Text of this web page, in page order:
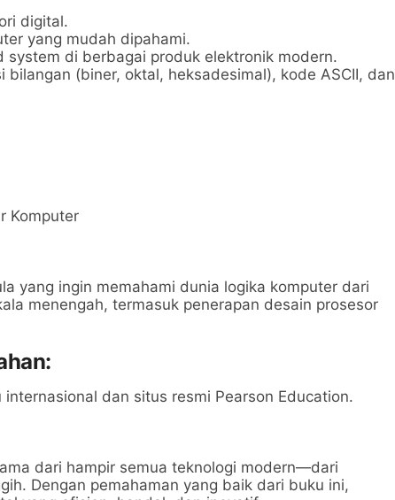
digital.
yang mudah dipahami.
di berbagai produk elektronik modern.
(biner, oktal, heksadesimal), kode ASCII, dan
Komputer
yang ingin memahami dunia logika komputer dari
menengah, termasuk penerapan desain prosesor
dan situs resmi Pearson Education.
dari hampir semua teknologi modern—dari
Dengan pemahaman yang baik dari buku ini,